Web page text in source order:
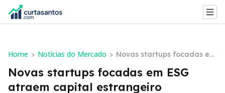
Home > Notícias do Mercado > Novas startups focadas em
ESG atraem capital estran
geiro
Novas startups focadas em ESG
atraem capital estrangeiro